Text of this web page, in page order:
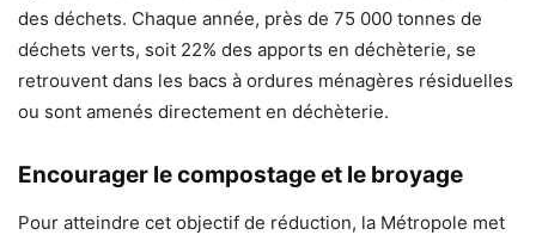
des déchets. Chaque année, près de 75 000 tonnes de
déchets verts, soit 22% des apports en déchèterie, se
retrouvent dans les bacs à ordures ménagères résiduelles
ou sont amenés directement en déchèterie.
Encourager le compostage et le broyage
Pour atteindre cet objectif de réduction, la Métropole met